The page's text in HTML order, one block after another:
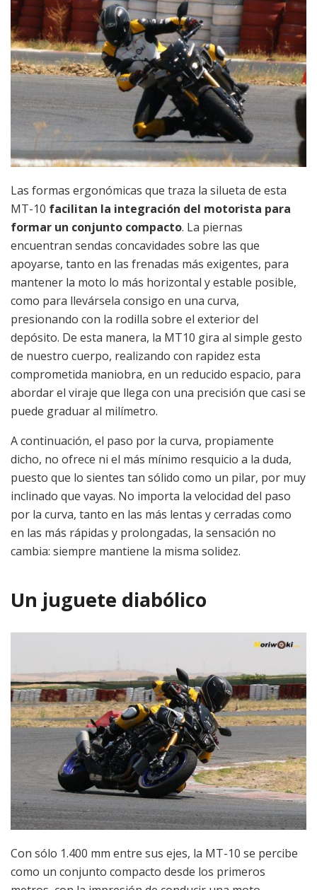
Las formas ergonómicas que traza la silueta de esta
MT-10 facilitan la integración del motorista para
formar un conjunto compacto. La piernas
encuentran sendas concavidades sobre las que
apoyarse, tanto en las frenadas más exigentes, para
mantener la moto lo más horizontal y estable posible,
como para llevársela consigo en una curva,
presionando con la rodilla sobre el exterior del
depósito. De esta manera, la MT10 gira al simple gesto
de nuestro cuerpo, realizando con rapidez esta
comprometida maniobra, en un reducido espacio, para
abordar el viraje que llega con una precisión que casi se
puede graduar al milímetro.
A continuación, el paso por la curva, propiamente
dicho, no ofrece ni el más mínimo resquicio a la duda,
puesto que lo sientes tan sólido como un pilar, por muy
inclinado que vayas. No importa la velocidad del paso
por la curva, tanto en las más lentas y cerradas como
en las más rápidas y prolongadas, la sensación no
cambia: siempre mantiene la misma solidez.
Un juguete diabólico
Con sólo 1.400 mm entre sus ejes, la MT-10 se percibe
como un conjunto compacto desde los primeros